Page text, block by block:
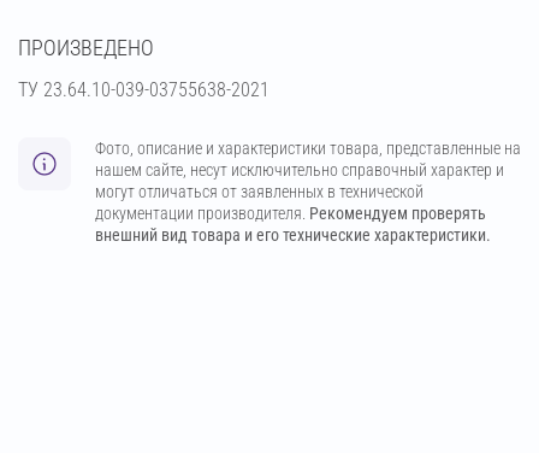
ПРОИЗВЕДЕНО
ТУ 23.64.10-039-03755638-2021
Фото, описание и характеристики товара, представленные на
нашем сайте, несут исключительно справочный характер и
могут отличаться от заявленных в технической
документации производителя. Рекомендуем проверять
внешний вид товара и его технические характеристики.